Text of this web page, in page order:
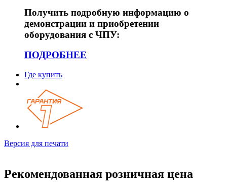
Получить подробную информацию о
демонстрации и приобретении
оборудования c ЧПУ:
ПОДРОБНЕЕ
Где купить
Версия для печати
Рекомендованная розничная цена